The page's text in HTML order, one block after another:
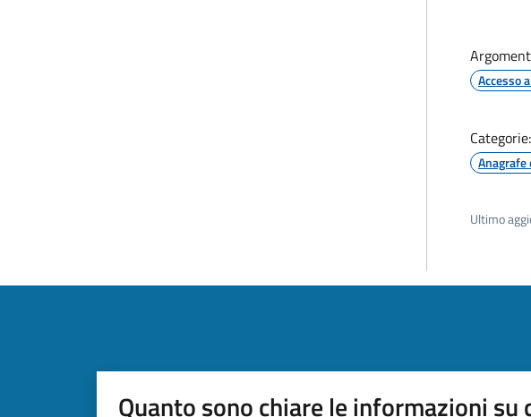
Accesso
Categorie:
Anagrafe
Ultimo
Quanto sono chiare le informazioni su